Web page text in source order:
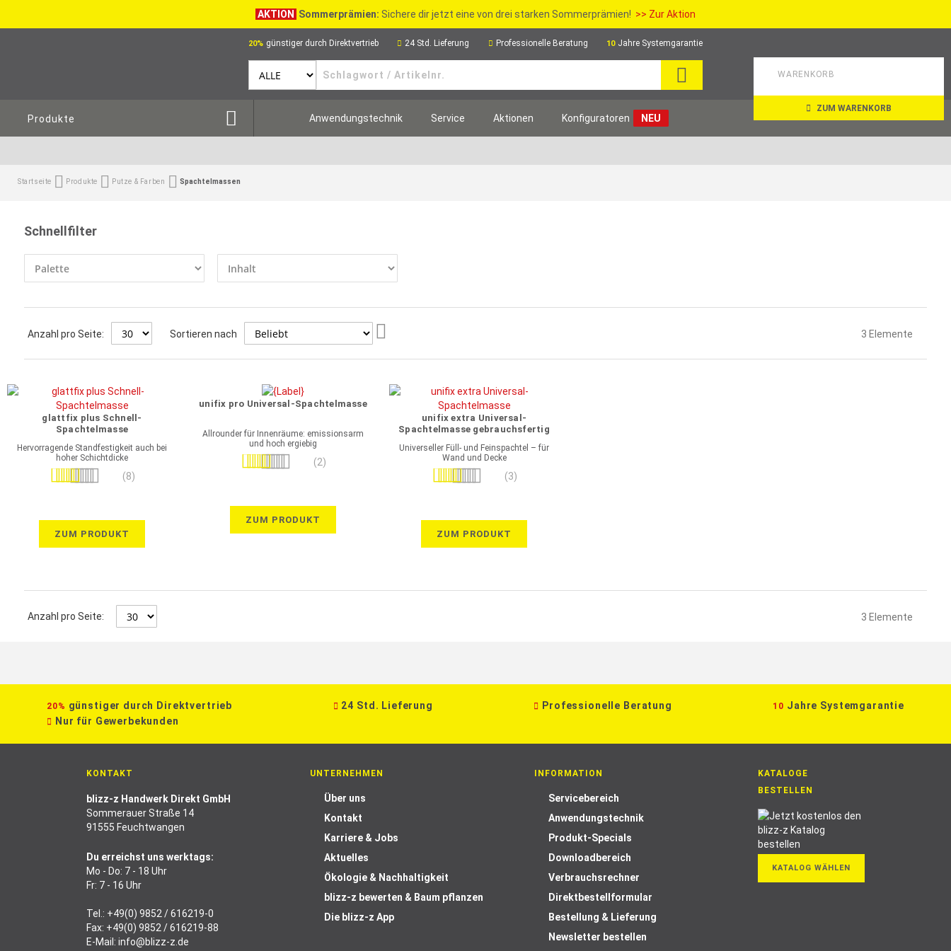
AKTION Sommerprämien: Sichere dir jetzt eine von drei starken Sommerprämien! >> Zur Aktion
20% günstiger durch Direktvertrieb 24 Std. Lieferung Professionelle Beratung 10 Jahre Systemgarantie
WARENKORB
ZUM WARENKORB
Produkte Anwendungstechnik Service Aktionen Konfiguratoren NEU
Startseite Produkte Putze & Farben Spachtelmassen
Schnellfilter
Anzahl pro Seite: Sortieren nach 3 Elemente
glattfix plus Schnell-
Spachtelmasse
Hervorragende Standfestigkeit auch bei
hoher Schichtdicke
Bewertung:
(8)
ZUM PRODUKT
unifix pro Universal-Spachtelmasse
Allrounder für Innenräume: emissionsarm
und hoch ergiebig
Bewertung:
(2)
ZUM PRODUKT
unifix extra Universal-
Spachtelmasse gebrauchsfertig
Universeller Füll- und Feinspachtel – für
Wand und Decke
Bewertung:
(3)
ZUM PRODUKT
Anzahl pro Seite: 3 Elemente
20% günstiger durch Direktvertrieb 24 Std. Lieferung Professionelle Beratung 10 Jahre Systemgarantie
Nur für Gewerbekunden
KONTAKT
blizz-z Handwerk Direkt GmbH
Sommerauer Straße 14
91555 Feuchtwangen
Du erreichst uns werktags:
Mo - Do: 7 - 18 Uhr
Fr: 7 - 16 Uhr
Tel.: +49(0) 9852 / 616219-0
Fax: +49(0) 9852 / 616219-88
E-Mail: info@blizz-z.de
UNTERNEHMEN
Über uns
Kontakt
Karriere & Jobs
Aktuelles
Ökologie & Nachhaltigkeit
blizz-z bewerten & Baum pflanzen
Die blizz-z App
INFORMATION
Servicebereich
Anwendungstechnik
Produkt-Specials
Downloadbereich
Verbrauchsrechner
Direktbestellformular
Bestellung & Lieferung
Newsletter bestellen
KATALOGE
BESTELLEN
KATALOG WÄHLEN